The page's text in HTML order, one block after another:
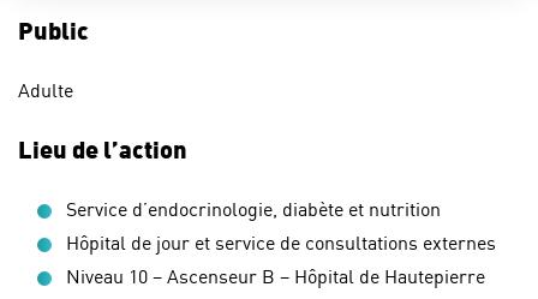
Public
Adulte
Lieu de l’action
Service d’endocrinologie, diabète et nutrition
Hôpital de jour et service de consultations externes
Niveau 10 – Ascenseur B – Hôpital de Hautepierre